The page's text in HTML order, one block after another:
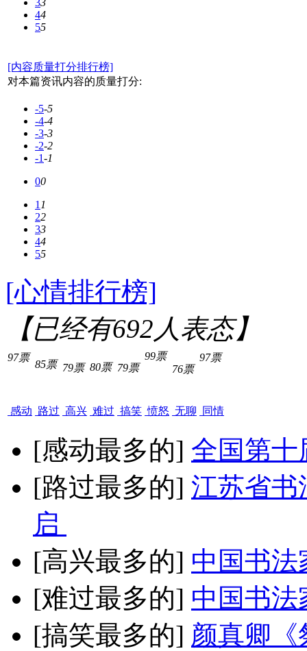
33
44
55
[内容质量打分排行榜]
对本篇资讯内容的质量打分:
-5-5
-4-4
-3-3
-2-2
-1-1
00
11
22
33
44
55
[心情排行榜]
【已经有692人表态】
97票
感动
85票
路过
79票
高兴
80票
难过
79票
搞笑
99票
愤怒
76票
无聊
97票
同情
[感动最多的] 全国第十
[路过最多的] 江苏省书
启
[高兴最多的] 中国书法
[难过最多的] 中国书法
[搞笑最多的] 颜真卿《